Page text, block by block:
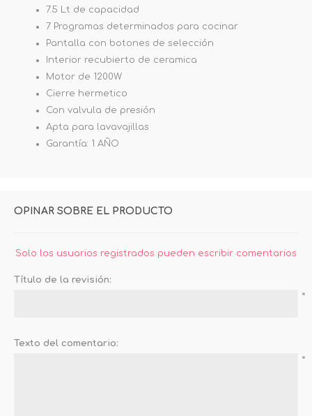
7.5 Lt de capacidad
7 Programas determinados para cocinar
Pantalla con botones de selección
Interior recubierto de ceramica
Motor de 1200W
Cierre hermetico
Con valvula de presión
Apta para lavavajillas
Garantía: 1 AÑO
OPINAR SOBRE EL PRODUCTO
Solo los usuarios registrados pueden escribir comentarios
Título de la revisión:
*
Texto del comentario:
*